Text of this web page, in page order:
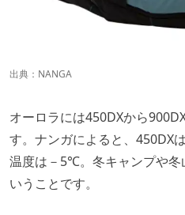
出典： NANGA
オーロラには450DXから
す。ナンガによると、450DX
温度は－5℃。冬キャンプや冬
いうことです。